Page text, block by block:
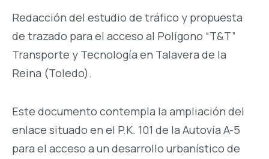
Redacción del estudio de tráfico y propuesta
de trazado para el acceso al Polígono “T&T”
Transporte y Tecnología en Talavera de la
Reina (Toledo).
Este documento contempla la ampliación del
enlace situado en el P.K. 101 de la Autovía A-5
para el acceso a un desarrollo urbanístico de